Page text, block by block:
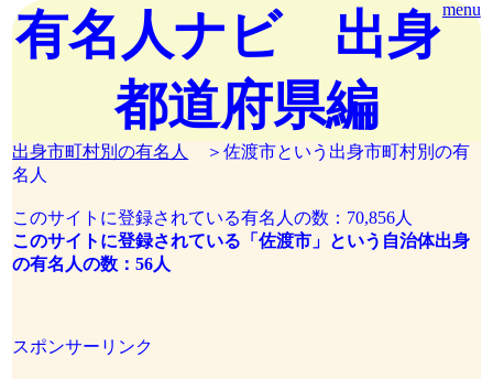
menu
有名人ナビ 出身
都道府県編
出身市町村別の有名人
＞佐渡市という出身市町村別の有
名人
このサイトに登録されている有名人の数：70,856人
このサイトに登録されている「佐渡市」という自治体出身
の有名人の数：56人
スポンサーリンク